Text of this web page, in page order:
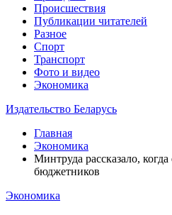
Происшествия
Публикации читателей
Разное
Спорт
Транспорт
Фото и видео
Экономика
Издательство Беларусь
Главная
Экономика
Минтруда рассказало,
бюджетников
Экономика